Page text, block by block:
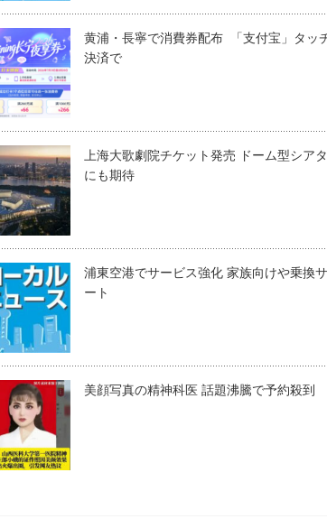
黄浦・長寧で消費券配布 「支付宝」タッ
決済で
上海大歌劇院チケット発売 ドーム型シア
にも期待
浦東空港でサービス強化 家族向けや乗換
ート
美顔写真の精神科医 話題沸騰で予約殺到